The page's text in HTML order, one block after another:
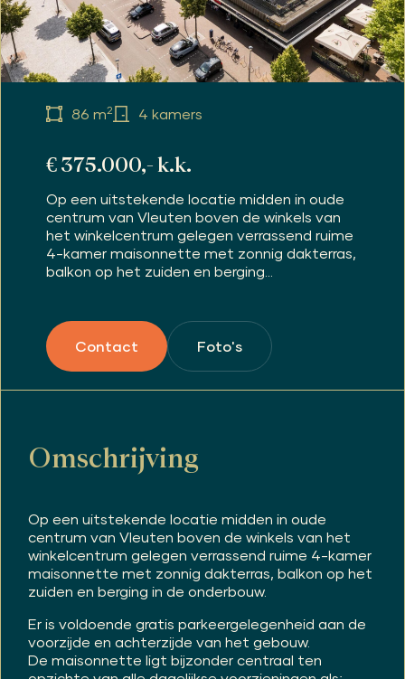
86 m2 4 kamers
€ 375.000,- k.k.
Op een uitstekende locatie midden in oude
centrum van Vleuten boven de winkels van
het winkelcentrum gelegen verrassend ruime
4-kamer maisonnette met zonnig dakterras,
balkon op het zuiden en berging...
Contact Foto's
Omschrijving
Op een uitstekende locatie midden in oude
centrum van Vleuten boven de winkels van het
winkelcentrum gelegen verrassend ruime 4-kamer
maisonnette met zonnig dakterras, balkon op het
zuiden en berging in de onderbouw.
Er is voldoende gratis parkeergelegenheid aan de
voorzijde en achterzijde van het gebouw.
De maisonnette ligt bijzonder centraal ten